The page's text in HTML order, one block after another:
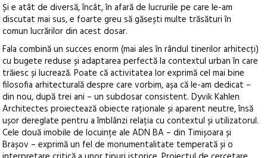
Și e atât de diversă, încât, în afară de lucrurile pe care le-am
discutat mai sus, e foarte greu să găsești multe trăsături în
comun lucrărilor din acest dosar.
Fala combină un succes enorm (mai ales în rândul tinerilor arhitecți)
cu bugete reduse și adaptarea perfectă la contextul urban în care
trăiesc și lucrează. Poate că activitatea lor exprimă cel mai bine
filosofia arhitecturală despre care vorbim, așa că le-am dedicat –
din nou, după trei ani – un subdosar consistent. Dyvik Kahlen
Architectes proiectează obiecte raționale și aparent neutre, însă
ușor dereglate pentru a îmblânzi relația cu contextul și utilizatorul.
Cele două imobile de locuințe ale ADN BA – din Timișoara și
Brașov – exprimă un fel de monumentalitate temperată și o